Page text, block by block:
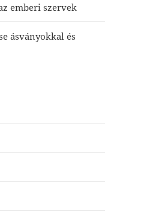
emberi szervek
ásványokkal és